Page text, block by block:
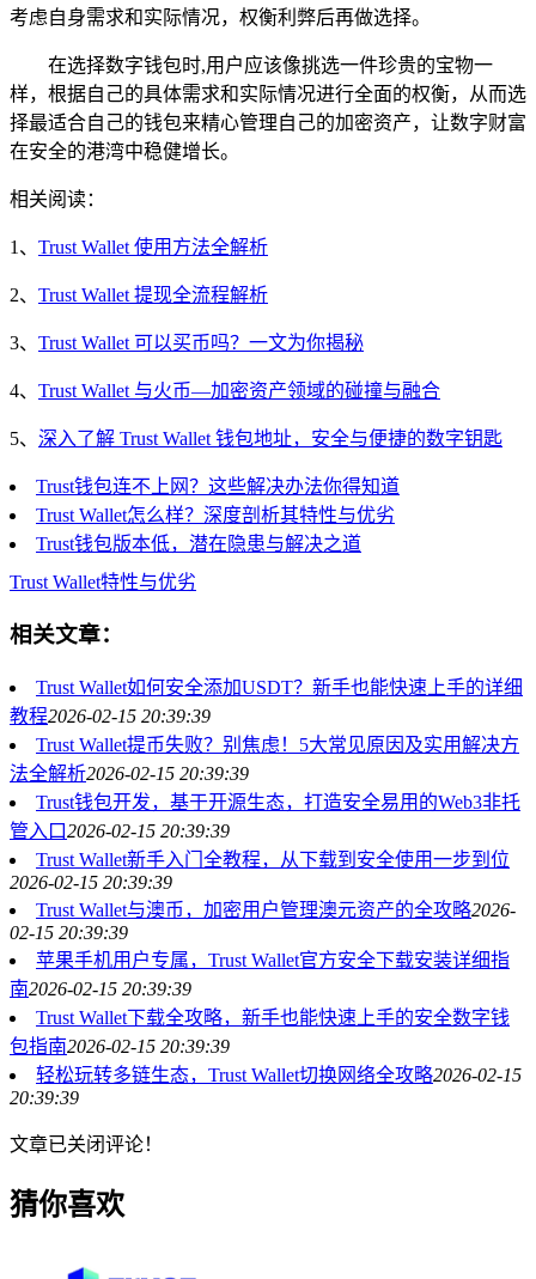
考虑自身需求和实际情况，权衡利弊后再做选择。
在选择数字钱包时,用户应该像挑选一件珍贵的宝物一
样，根据自己的具体需求和实际情况进行全面的权衡，从而选
择最适合自己的钱包来精心管理自己的加密资产，让数字财富
在安全的港湾中稳健增长。
相关阅读：
1、 Trust Wallet 使用方法全解析
2、 Trust Wallet 提现全流程解析
3、 Trust Wallet 可以买币吗？一文为你揭秘
4、 Trust Wallet 与火币—加密资产领域的碰撞与融合
5、 深入了解 Trust Wallet 钱包地址，安全与便捷的数字钥匙
Trust钱包连不上网？这些解决办法你得知道
Trust Wallet怎么样？深度剖析其特性与优劣
Trust钱包版本低，潜在隐患与解决之道
Trust Wallet特性与优劣
相关文章：
Trust Wallet如何安全添加USDT？新手也能快速上手的详细
教程2026-02-15 20:39:39
Trust Wallet提币失败？别焦虑！5大常见原因及实用解决方
法全解析2026-02-15 20:39:39
Trust钱包开发，基于开源生态，打造安全易用的Web3非托
管入口2026-02-15 20:39:39
Trust Wallet新手入门全教程，从下载到安全使用一步到位
2026-02-15 20:39:39
Trust Wallet与澳币，加密用户管理澳元资产的全攻略2026-
02-15 20:39:39
苹果手机用户专属，Trust Wallet官方安全下载安装详细指
南2026-02-15 20:39:39
Trust Wallet下载全攻略，新手也能快速上手的安全数字钱
包指南2026-02-15 20:39:39
轻松玩转多链生态，Trust Wallet切换网络全攻略2026-02-15
20:39:39
文章已关闭评论！
猜你喜欢